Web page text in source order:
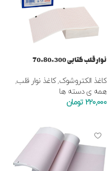
نوار قلب کتابی 300×80×70
کاغذ الکتروشوک,کاغذ نوار قلب,
همه ی دسته ها
220,000 تومان